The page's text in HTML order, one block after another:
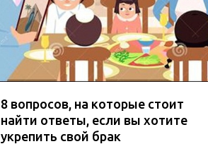
8 вопросов, на которые стоит
найти ответы, если вы хотите
укрепить свой брак